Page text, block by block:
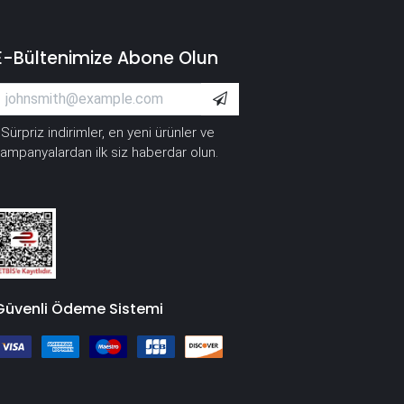
Bültenimize Abone Olun
Sürpriz indirimler, en yeni ürünler ve
ilk siz haberdar olun.
Ödeme Sistemi